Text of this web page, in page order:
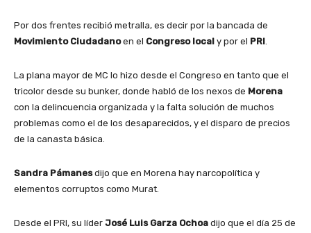
Por dos frentes recibió metralla, es decir por la bancada de
Movimiento Ciudadanoen el Congreso local y por el PRI.
La plana mayor de MC lo hizo desde el Congreso en tanto que el
tricolor desde su bunker, donde habló de los nexos de Morena
con la delincuencia organizada y la falta solución de muchos
problemas como el de los desaparecidos, y el disparo de precios
de la canasta básica.
Sandra Pámanesdijo que en Morena hay narcopolítica y
elementos corruptos como Murat.
Desde el PRI, su líder José Luis Garza Ochoa dijo que el día 25 de